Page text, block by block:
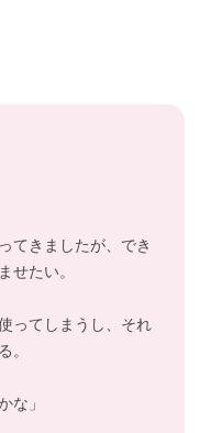
てきましたが、でき
せたい。
ってしまうし、それ
。
な」